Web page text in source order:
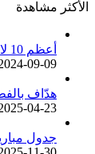
الأكثر مشاهدة
أعظم 10 لاعبين جزائريين في تاريخ كرة القدم
09-09
هدّاف
04-23
جدول مباريات كأس